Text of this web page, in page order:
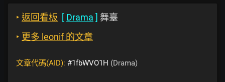
‣ 返回看板 [ Drama ] 舞臺
‣ 更多 leonif 的文章
文章代碼(AID): #1fbWVO1H (Drama)